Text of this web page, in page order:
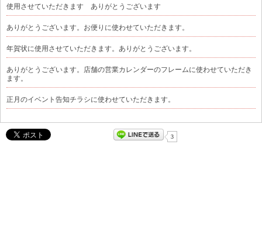
使用させていただきます ありがとうございます
ありがとうございます。お便りに使わせていただきます。
年賀状に使用させていただきます。ありがとうございます。
ありがとうございます。店舗の営業カレンダーのフレームに使わせていただき
ます。
正月のイベント告知チラシに使わせていただきます。
3